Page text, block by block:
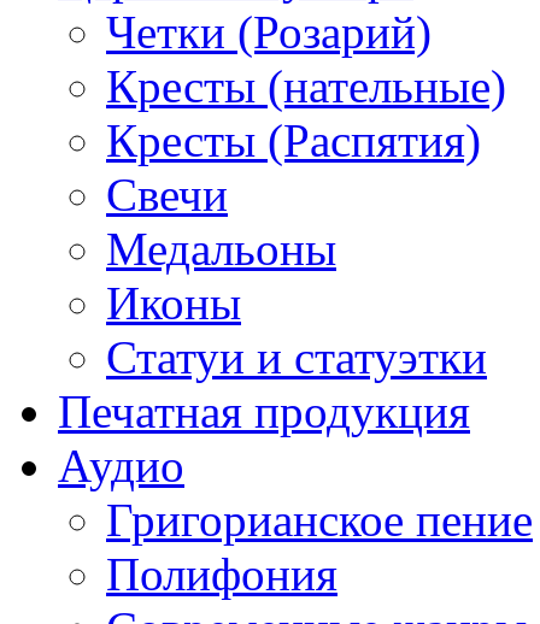
Четки (Розарий)
Кресты (нательные)
Кресты (Распятия)
Свечи
Медальоны
Иконы
Статуи и статуэтки
Печатная продукция
Аудио
Григорианское пение
Полифония